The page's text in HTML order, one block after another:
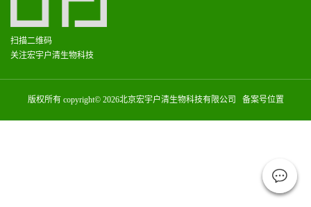
扫描二维码
关注宏宇户清生物科技
版权所有 copyright© 2026北京宏宇户清生物科技有限公司 备案号位置